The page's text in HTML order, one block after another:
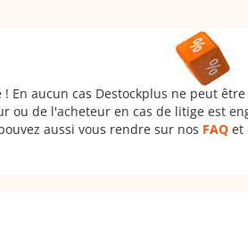
aucun cas Destockplus ne peut
ou de l'acheteur en cas de litige est
aussi vous rendre sur nos FAQ et